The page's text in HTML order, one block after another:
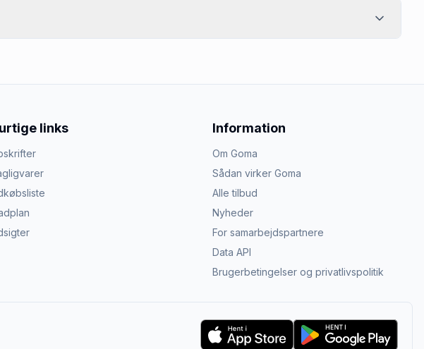
links Information
Om Goma
Sådan virker Goma
Alle tilbud
Nyheder
For samarbejdspartnere
Data API
Brugerbetingelser og privatlivspolitik